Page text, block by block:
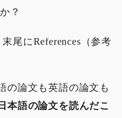
か？
尾にReferences（参考
の論文も英語の論文も
日本語の論文を読んだこ